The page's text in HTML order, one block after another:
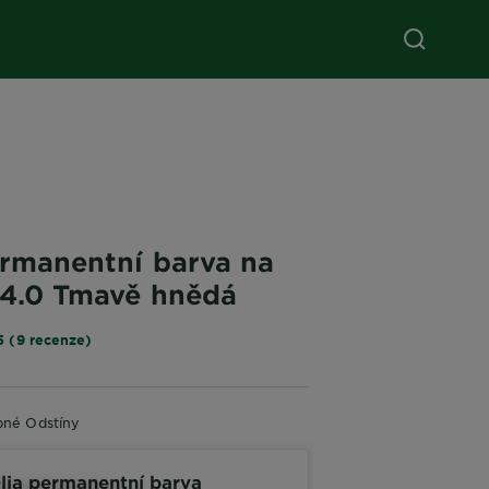
barva na
Tmavě hnědá
(9 recenze)
Odstíny
permanentní barva